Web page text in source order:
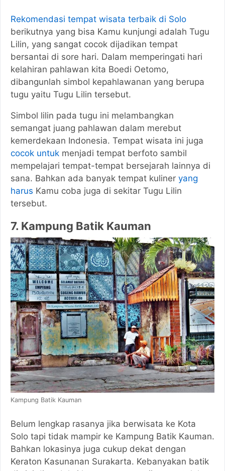
Rekomendasi tempat wisata terbaik di Solo
berikutnya yang bisa Kamu kunjungi adalah Tugu
Lilin, yang sangat cocok dijadikan tempat
bersantai di sore hari. Dalam memperingati hari
kelahiran pahlawan kita Boedi Oetomo,
dibangunlah simbol kepahlawanan yang berupa
tugu yaitu Tugu Lilin tersebut.
Simbol lilin pada tugu ini melambangkan
semangat juang pahlawan dalam merebut
kemerdekaan Indonesia. Tempat wisata ini juga
cocok untuk menjadi tempat berfoto sambil
mempelajari tempat-tempat bersejarah lainnya di
sana. Bahkan ada banyak tempat kuliner yang
harus Kamu coba juga di sekitar Tugu Lilin
tersebut.
7. Kampung Batik Kauman
Kampung Batik Kauman
Belum lengkap rasanya jika berwisata ke Kota
Solo tapi tidak mampir ke Kampung Batik Kauman.
Bahkan lokasinya juga cukup dekat dengan
Keraton Kasunanan Surakarta. Kebanyakan batik